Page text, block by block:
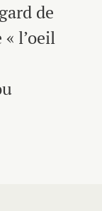
de
l’oeil